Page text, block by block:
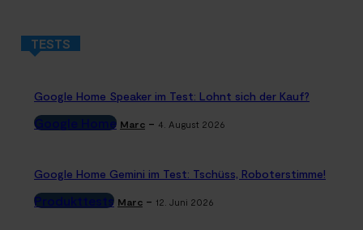
TESTS
Google Home Speaker im Test: Lohnt sich der Kauf?
Google Home Marc - 4. August 2026
Google Home Gemini im Test: Tschüss, Roboterstimme!
Produkttests Marc - 12. Juni 2026